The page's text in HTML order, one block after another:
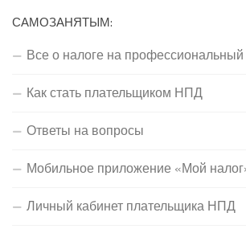
САМОЗАНЯТЫМ:
Все о налоге на
Как стать плательщиком НПД
Ответы на вопросы
Мобильное приложение «Мой
Личный кабинет плательщика НПД